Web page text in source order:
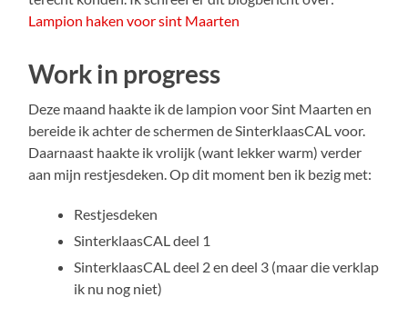
Lampion haken voor sint Maarten
Work in progress
Deze maand haakte ik de lampion voor Sint Maarten en
bereide ik achter de schermen de SinterklaasCAL voor.
Daarnaast haakte ik vrolijk (want lekker warm) verder
aan mijn restjesdeken. Op dit moment ben ik bezig met:
Restjesdeken
SinterklaasCAL deel 1
SinterklaasCAL deel 2 en deel 3 (maar die verklap
ik nu nog niet)